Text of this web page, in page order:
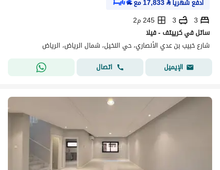
3
3
245 م2
ساتل في كرييتف - فيلا
شارع خبيب بن عدي الأنصاري، حي النخيل، شمال الرياض، الرياض
الإيميل
اتصال